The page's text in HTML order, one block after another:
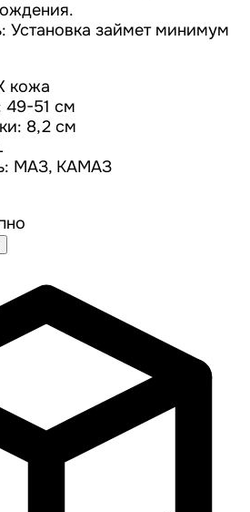
Установка займет минимум
кожа
49-51 см
8,2 см
МАЗ, КАМАЗ